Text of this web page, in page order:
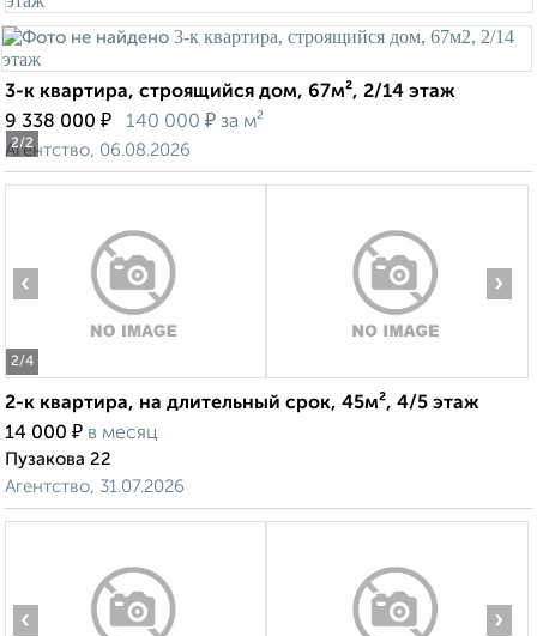
2/2
3-к квартира, строящийся дом, 67м², 2/14 этаж
9 338 000 ₽ 140 000 ₽ за м²
Агентство, 06.08.2026
2/4
‹ ›
2-к квартира, на длительный срок, 45м², 4/5 этаж
14 000 ₽ в месяц
Пузакова 22
Агентство, 31.07.2026
‹ ›